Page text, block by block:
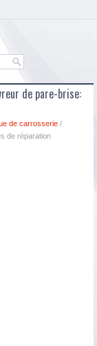
de pare-brise:
de carrosserie /
de réparation